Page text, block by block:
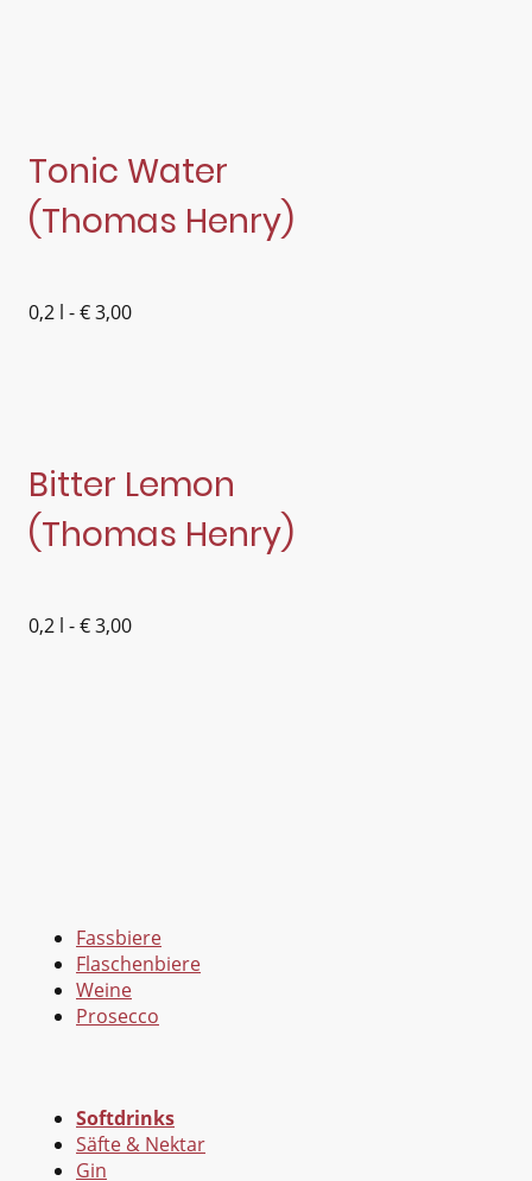
Tonic Water
(Thomas Henry)
0,2 l - € 3,00
Bitter Lemon
(Thomas Henry)
0,2 l - € 3,00
Fassbiere
Flaschenbiere
Weine
Prosecco
Softdrinks
Säfte & Nektar
Gin